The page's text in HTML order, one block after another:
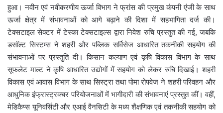
हुआ। नवीन एवं नवीकरणीय ऊर्जा विभाग ने फ्रांस की प्रमुख कंपनी एंजी के साथ
ऊर्जा क्षेत्र में संभावनाओं को आगे बढ़ाने की दिशा में सहभागिता दर्ज की।
टेक्सटाइल सेक्टर में टेस्का टेक्सटाइल्स द्वारा निवेश रुचि प्रस्तुत की गई, जबकि
डसॉल्ट सिस्टम्स ने शहरी और पब्लिक सर्विसेज आधारित तकनीकी सहयोग की
संभावनाओं पर प्रस्तुति दी। किसान कल्याण एवं कृषि विकास विभाग के साथ
सूफलेट माल्ट ने कृषि आधारित उद्योगों में सहयोग को लेकर रुचि दिखाई। शहरी
विकास एवं आवास विभाग के साथ सिस्ट्रा तथा पोमा रोपवेज ने शहरी परिवहन और
आधुनिक इंफ्रास्ट्रक्चर परियोजनाओं में भागीदारी की संभावनाएं प्रस्तुत कीं। वहीं,
मेडिकैप्स यूनिवर्सिटी और एआई वैनसिटी के मध्य शैक्षणिक एवं तकनीकी सहयोग को